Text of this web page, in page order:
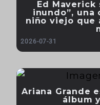
Ed Maverick
inundo”, una
niño viejo que
2026-07-31
Ariana Grande
álbum